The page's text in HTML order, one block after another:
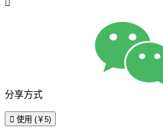
分享方式
 使用 (￥5)